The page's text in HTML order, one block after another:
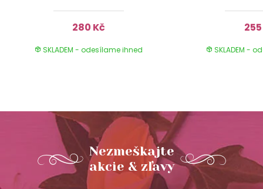
280 Kč
SKLADEM - odesílame ihned SKLADEM -
Nezmeškajte
akcie & zľavy